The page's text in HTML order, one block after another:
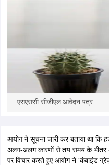
एसएससी सीजीएल आवेदन पत्र
आयोग ने सूचना जारी कर बताया था कि
अलग-अलग कारणों से तय समय के भीतर
पर विचार करते हुए आयोग ने 'कंबाइंड